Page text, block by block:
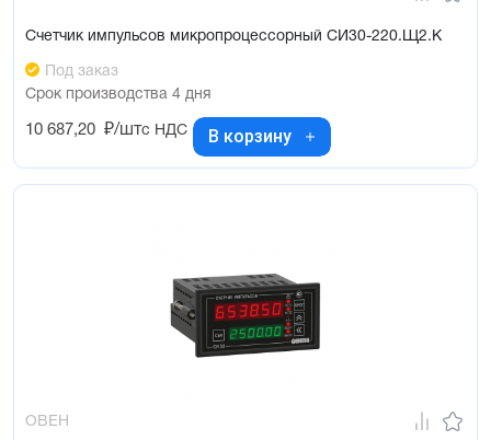
Счетчик импульсов микропроцессорный СИ30-220.Щ2.К
Под заказ
Срок производства 4 дня
10 687,20 ₽/штс НДС В корзину
ОВЕН